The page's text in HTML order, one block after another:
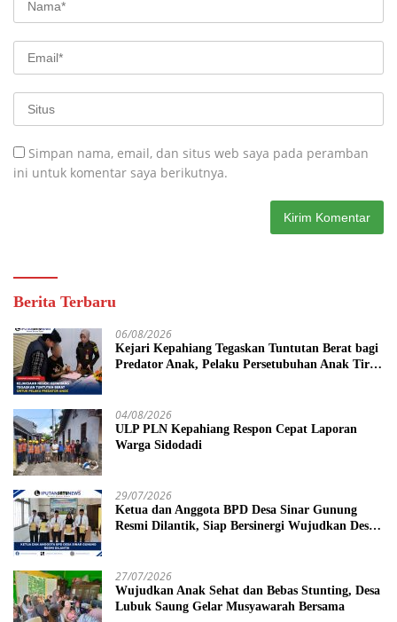
Simpan nama, email, dan situs web saya pada peramban
ini untuk komentar saya berikutnya.
Berita Terbaru
06/08/2026
Kejari Kepahiang Tegaskan Tuntutan Berat bagi
Predator Anak, Pelaku Persetubuhan Anak Tiri
04/08/2026
ULP PLN Kepahiang Respon Cepat Laporan
Warga Sidodadi
29/07/2026
Ketua dan Anggota BPD Desa Sinar Gunung
Resmi Dilantik, Siap Bersinergi Wujudkan Desa
27/07/2026
Wujudkan Anak Sehat dan Bebas Stunting, Desa
Lubuk Saung Gelar Musyawarah Bersama